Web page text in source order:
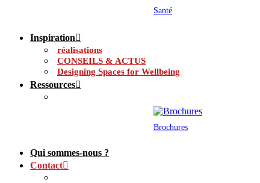
Santé
Inspiration
réalisations
CONSEILS & ACTUS
Designing Spaces for Wellbeing
Ressources
Brochures
Qui sommes-nous ?
Contact